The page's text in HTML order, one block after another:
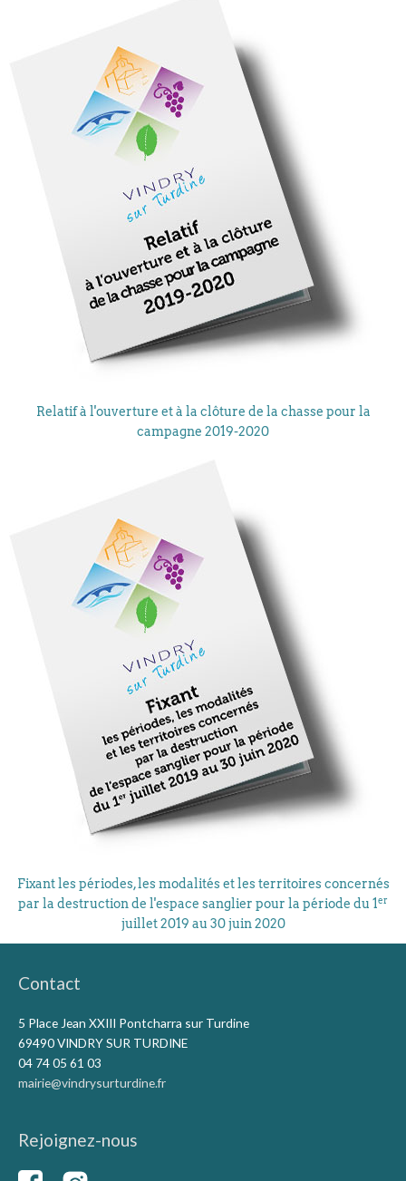
Relatif à l'ouverture et à la clôture de la chasse pour la
campagne 2019-2020
Fixant les périodes, les modalités et les territoires concernés
par la destruction de l'espace sanglier pour la période du 1er
juillet 2019 au 30 juin 2020
Contact
5 Place Jean XXIII Pontcharra sur Turdine
69490 VINDRY SUR TURDINE
04 74 05 61 03
mairie@vindrysurturdine.fr
Rejoignez-nous